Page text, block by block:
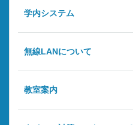
学内システム
無線LANについて
教室案内